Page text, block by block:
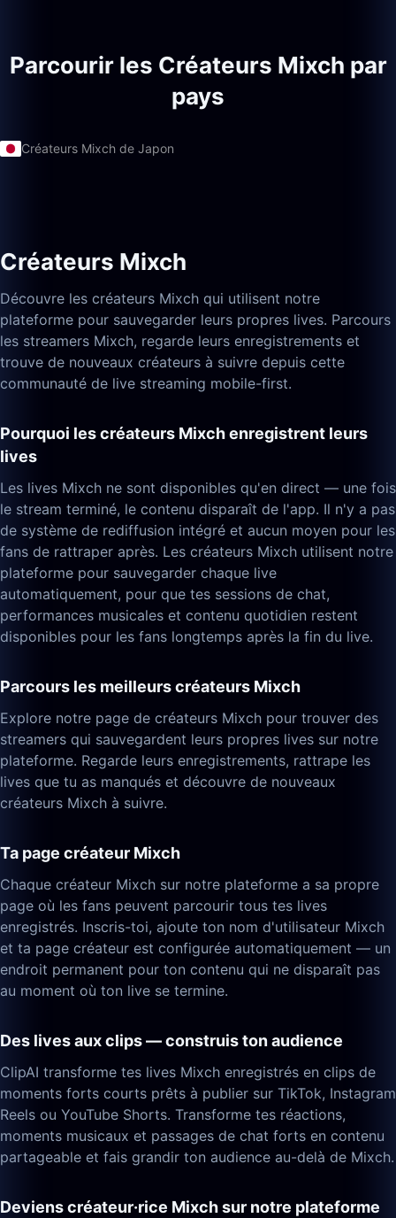
Parcourir les Créateurs Mixch par
pays
Créateurs Mixch de Japon
Créateurs Mixch
Découvre les créateurs Mixch qui utilisent notre
plateforme pour sauvegarder leurs propres lives. Parcours
les streamers Mixch, regarde leurs enregistrements et
trouve de nouveaux créateurs à suivre depuis cette
communauté de live streaming mobile-first.
Pourquoi les créateurs Mixch enregistrent leurs
lives
Les lives Mixch ne sont disponibles qu'en direct — une fois
le stream terminé, le contenu disparaît de l'app. Il n'y a pas
de système de rediffusion intégré et aucun moyen pour les
fans de rattraper après. Les créateurs Mixch utilisent notre
plateforme pour sauvegarder chaque live
automatiquement, pour que tes sessions de chat,
performances musicales et contenu quotidien restent
disponibles pour les fans longtemps après la fin du live.
Parcours les meilleurs créateurs Mixch
Explore notre page de créateurs Mixch pour trouver des
streamers qui sauvegardent leurs propres lives sur notre
plateforme. Regarde leurs enregistrements, rattrape les
lives que tu as manqués et découvre de nouveaux
créateurs Mixch à suivre.
Ta page créateur Mixch
Chaque créateur Mixch sur notre plateforme a sa propre
page où les fans peuvent parcourir tous tes lives
enregistrés. Inscris-toi, ajoute ton nom d'utilisateur Mixch
et ta page créateur est configurée automatiquement — un
endroit permanent pour ton contenu qui ne disparaît pas
au moment où ton live se termine.
Des lives aux clips — construis ton audience
ClipAI transforme tes lives Mixch enregistrés en clips de
moments forts courts prêts à publier sur TikTok, Instagram
Reels ou YouTube Shorts. Transforme tes réactions,
moments musicaux et passages de chat forts en contenu
partageable et fais grandir ton audience au-delà de Mixch.
Deviens créateur·rice Mixch sur notre plateforme